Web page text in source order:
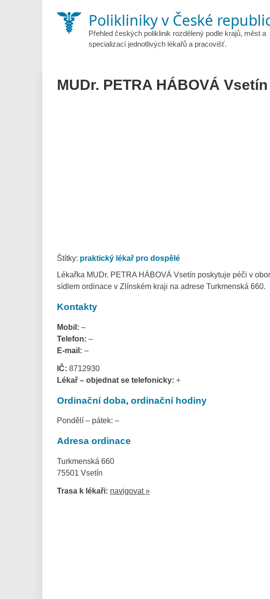
Polikliniky v České
Přehled českých poliklinik rozdělený podle krajů, měst a
specializací jednotlivých lékařů a pracovišť.
MUDr. PETRA HÁBOVÁ Vsetín
Štítky: praktický lékař pro dospělé
Lékařka MUDr. PETRA HÁBOVÁ Vsetín poskytuje péči v
sídlem ordinace v Zlínském kraji na adrese Turkmenská 660.
Kontakty
Mobil: –
Telefon: –
E-mail: –
IČ: 8712930
Lékař – objednat se telefonicky: +
Ordinační doba, ordinační hodiny
Pondělí – pátek: –
Adresa ordinace
Turkmenská 660
75501 Vsetín
Trasa k lékaři: navigovat »